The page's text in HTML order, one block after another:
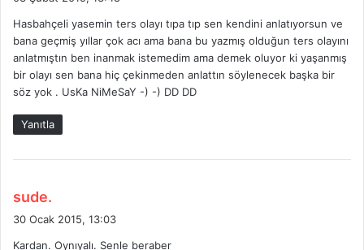
i
k
i
Hasbahçeli yasemin ters olayı tıpa tıp sen kendini anlatıyorsun ve
bana geçmiş yıllar çok acı ama bana bu yazmış olduğun ters olayını
anlatmıştın ben inanmak istemedim ama demek oluyor ki yaşanmış
bir olayı sen bana hiç çekinmeden anlattın söylenecek başka bir
söz yok . UsKa NiMeSaY -) -) DD DD
Yanıtla
sude.
30 Ocak 2015, 13:03
Kardan. Oynıyalı. Senle beraber